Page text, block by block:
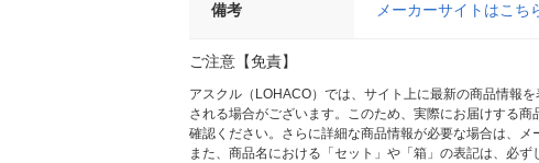
備考 メーカーサイトはこち
ご注意【免責】
アスクル（LOHACO）では、サイト上に最新の商品情報
される場合がございます。このため、実際にお届けする
確認ください。さらに詳細な商品情報が必要な場合は、メ
また、商品名における「セット」や「箱」の表記は、必